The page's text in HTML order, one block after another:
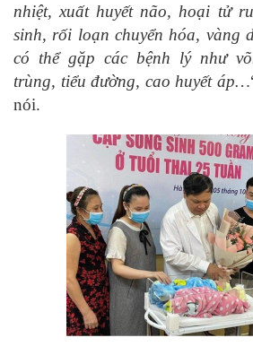
nhiệt, xuất huyết não, hoại tử
sinh, rối loạn chuyển hóa, vàng
có thể gặp các bệnh lý như
trùng, tiểu đường, cao huyết áp…
nói.